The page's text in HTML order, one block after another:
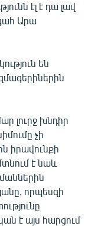
էլ է դա լավ
Արա
են
լուրջ խնդիր
չի
իրավունքի
է նաև
որպեսզի
է այս հարցում